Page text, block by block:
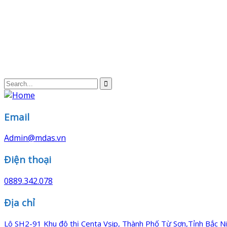
Email
Admin@mdas.vn
Điện thoại
0889.342.078
Địa chỉ
Lô SH2-91 Khu đô thị Centa Vsip, Thành Phố Từ Sơn,Tỉnh Bắc